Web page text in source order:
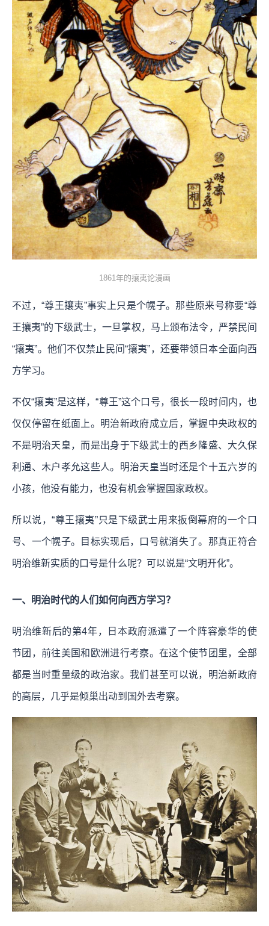
1861年的攘夷论漫画
不过，“尊王攘夷”事实上只是个幌子。那些原来号称要“尊
王攘夷”的下级武士，一旦掌权，马上颁布法令，严禁民间
“攘夷”。他们不仅禁止民间“攘夷”，还要带领日本全面向西
方学习。
不仅“攘夷”是这样，“尊王”这个口号，很长一段时间内，也
仅仅停留在纸面上。明治新政府成立后，掌握中央政权的
不是明治天皇，而是出身于下级武士的西乡隆盛、大久保
利通、木户孝允这些人。明治天皇当时还是个十五六岁的
小孩，他没有能力，也没有机会掌握国家政权。
所以说，“尊王攘夷”只是下级武士用来扳倒幕府的一个口
号、一个幌子。目标实现后，口号就消失了。那真正符合
明治维新实质的口号是什么呢？可以说是“文明开化”。
一、明治时代的人们如何向西方学习？
明治维新后的第4年，日本政府派遣了一个阵容豪华的使
节团，前往美国和欧洲进行考察。在这个使节团里，全部
都是当时重量级的政治家。我们甚至可以说，明治新政府
的高层，几乎是倾巢出动到国外去考察。